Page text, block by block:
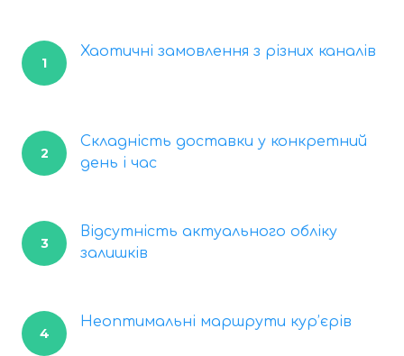
1
Хаотичні замовлення з різних каналів
2
Складність доставки у конкретний
день і час
3
Відсутність актуального обліку
залишків
4
Неоптимальні маршрути кур’єрів